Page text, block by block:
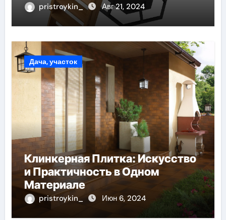
pristroykin_ Авг 21, 2024
Дача, участок
Клинкерная Плитка: Искусство
и Практичность в Одном
Материале
pristroykin_ Июн 6, 2024